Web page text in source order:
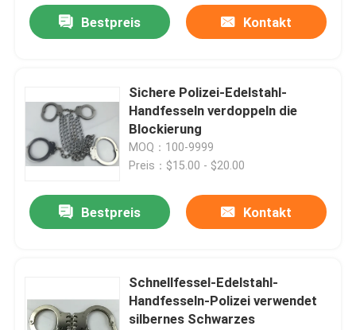
Produkte
Videos
Über uns
Qualitätskontrolle
Bestpreis Kontakt
Sichere Polizei-Edelstahl-
Handfesseln verdoppeln die
Blockierung
MOQ：100-9999
Preis：$15.00 - $20.00
Bestpreis Kontakt
Schnellfessel-Edelstahl-
Handfesseln-Polizei verwendet
silbernes Schwarzes